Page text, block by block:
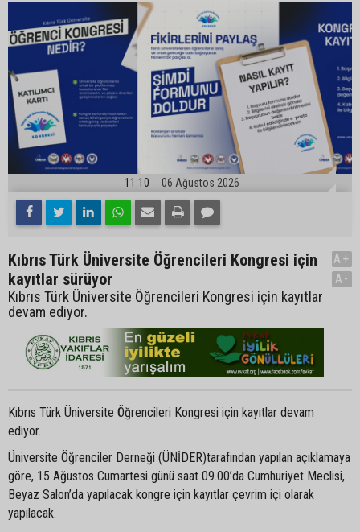
11:10 06 Ağustos 2026
Kıbrıs Türk Üniversite Öğrencileri Kongresi için
kayıtlar sürüyor
Kıbrıs Türk Üniversite Öğrencileri Kongresi için kayıtlar
devam ediyor.
A+
A-
Kıbrıs Türk Üniversite Öğrencileri Kongresi için kayıtlar devam
ediyor.
Üniversite Öğrenciler Derneği (ÜNİDER)tarafından yapılan açıklamaya
göre, 15 Ağustos Cumartesi günü saat 09.00’da Cumhuriyet Meclisi,
Beyaz Salon’da yapılacak kongre için kayıtlar çevrim içi olarak
yapılacak.